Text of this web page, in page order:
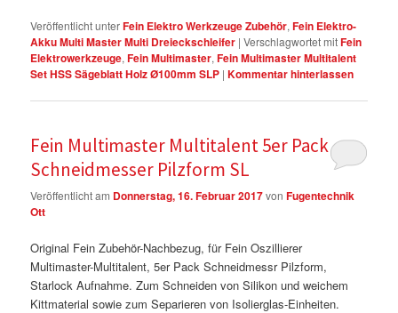
Veröffentlicht unterFein Elektro Werkzeuge Zubehör,Fein Elektro-
Akku Multi Master Multi Dreieckschleifer |Verschlagwortet mitFein
Elektrowerkzeuge,Fein Multimaster,Fein Multimaster Multitalent
Set HSS Sägeblatt Holz Ø100mm SLP |Kommentar hinterlassen
Fein Multimaster Multitalent 5er Pack
Schneidmesser Pilzform SL
Veröffentlicht am Donnerstag, 16. Februar 2017vonFugentechnik
Ott
Original Fein Zubehör-Nachbezug, für Fein Oszillierer
Multimaster-Multitalent, 5er Pack Schneidmessr Pilzform,
Starlock Aufnahme. Zum Schneiden von Silikon und weichem
Kittmaterial sowie zum Separieren von Isolierglas-Einheiten.